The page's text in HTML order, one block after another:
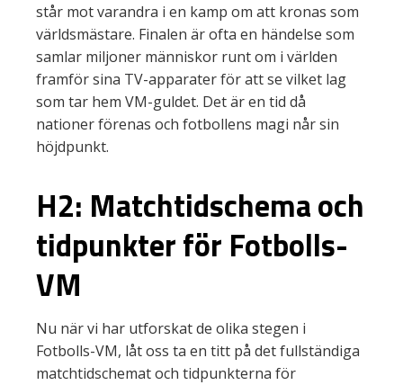
står mot varandra i en kamp om att kronas som
världsmästare. Finalen är ofta en händelse som
samlar miljoner människor runt om i världen
framför sina TV-apparater för att se vilket lag
som tar hem VM-guldet. Det är en tid då
nationer förenas och fotbollens magi når sin
höjdpunkt.
H2: Matchtidschema och
tidpunkter för Fotbolls-
VM
Nu när vi har utforskat de olika stegen i
Fotbolls-VM, låt oss ta en titt på det fullständiga
matchtidschemat och tidpunkterna för